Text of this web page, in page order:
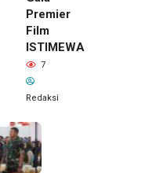
Premier
Film
ISTIMEWA
7
Redaksi